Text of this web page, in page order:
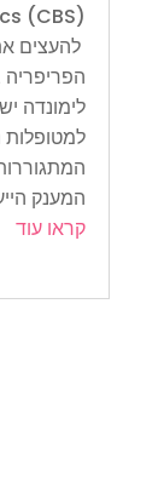
(CBS)
להעצים
לימונדה
המענק
קראו עוד